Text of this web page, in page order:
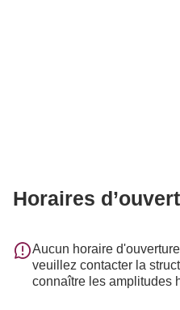
Horaires
Aucun horaire
veuillez contacter la
connaître les amplitudes